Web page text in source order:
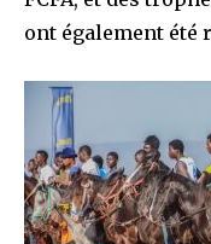
ont également été